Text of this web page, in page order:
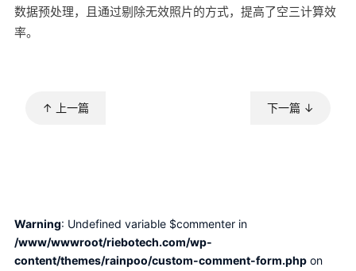
数据预处理，且通过剔除无效照片的方式，提高了空三计算效
率。
↑ 上一篇 下一篇 ↓
Warning: Undefined variable $commenter in
/www/wwwroot/riebotech.com/wp-
content/themes/rainpoo/custom-comment-form.phpon